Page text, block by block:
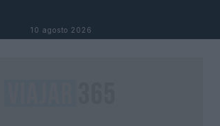
10 agosto 2026